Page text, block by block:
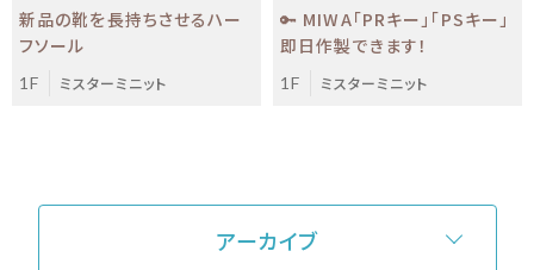
新品の靴を長持ちさせるハー
フソール
1F ミスターミニット
🔑 MIWA「PRキー」「PSキー」
即日作製できます！
1F ミスターミニット
アーカイブ